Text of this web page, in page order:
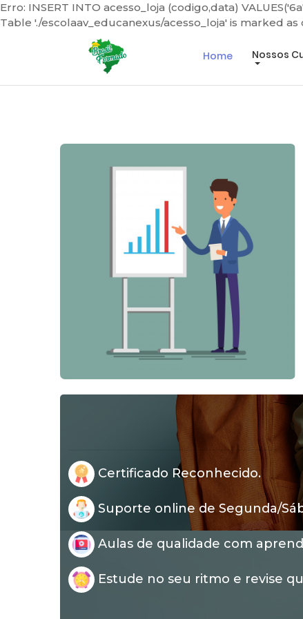
Erro: INSERT INTO acesso_loja (codigo,data)
Table './escolaav_educanexus/acesso_loja' is marked
Mais de 60 Cursos para você escolher!
Home Nossos
Certificado Reconhecido.
Suporte online de Segunda/
Aulas de qualidade com
Estude no seu ritmo e revise